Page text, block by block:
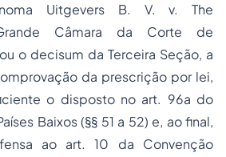
Uitgevers B. V. v. The
Câmara da Corte de
o decisum da Terceira Seção, a
da prescrição por lei,
o disposto no art. 96a do
Baixos (§§ 51 a 52) e, ao final,
ao art. 10 da Convenção